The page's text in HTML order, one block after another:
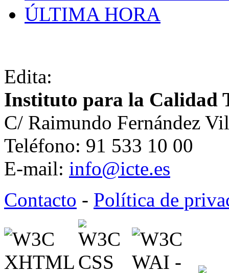
ÚLTIMA HORA
Edita:
Instituto para la Calidad
C/ Raimundo Fernández
Teléfono: 91 533 10 00
E-mail: info@icte.es
Contacto - Política de